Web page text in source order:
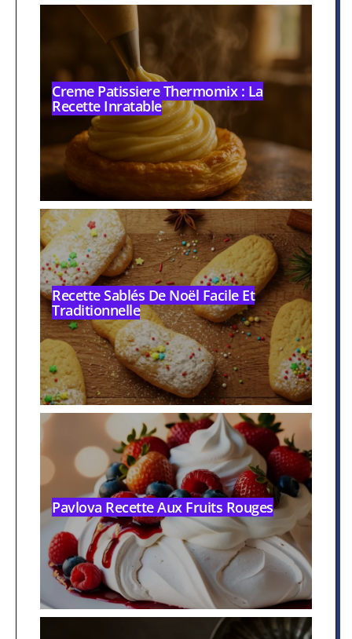
Creme Patissiere Thermomix : La
Recette Inratable
Recette Sablés De Noël Facile Et
Traditionnelle
Pavlova Recette Aux Fruits Rouges